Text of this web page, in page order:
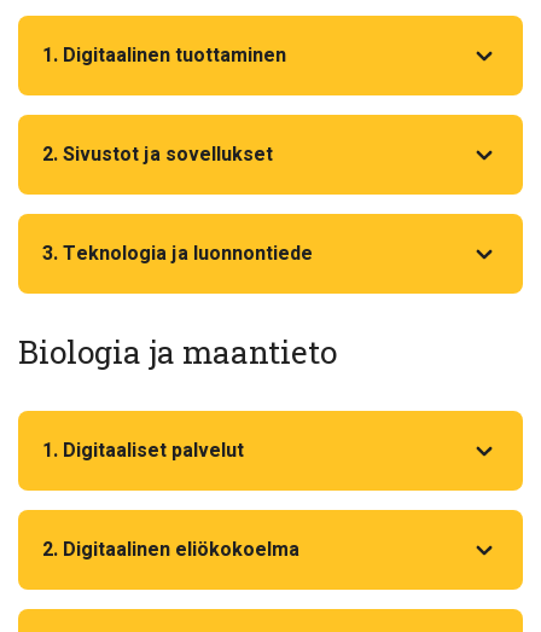
1. Digitaalinen tuottaminen
2. Sivustot ja sovellukset
3. Teknologia ja luonnontiede
Biologia ja maantieto
1. Digitaaliset palvelut
2. Digitaalinen eliökokoelma